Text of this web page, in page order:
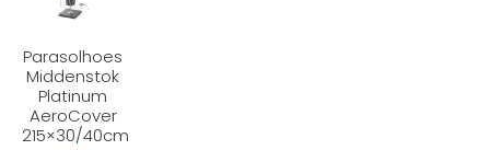
Parasolhoes
Middenstok
Platinum
AeroCover
215×30/40cm